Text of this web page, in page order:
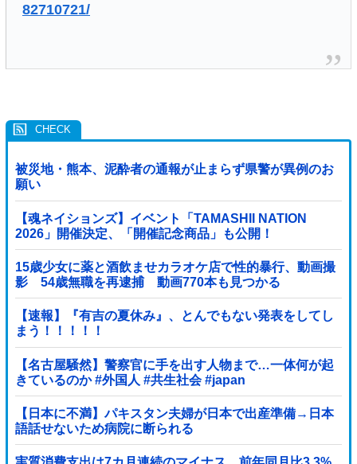
82710721/
被災地・熊本、泥酔者の通報が止まらず県警が異例のお
願い
【魂ネイションズ】イベント「TAMASHII NATION
2026」開催決定、「開催記念商品」も公開！
15歳少女に薬と酒飲ませカラオケ店で性的暴行、動画撮
影 54歳無職を再逮捕 動画770本も見つかる
【速報】『有吉の夏休み』、とんでもない発表をしてし
まう！！！！！
【名古屋騒然】警察官に手を出す人物まで…一体何が起
きているのか #外国人 #共生社会 #japan
【日本に不満】パキスタン夫婦が日本で出産準備→日本
語話せないため病院に断られる